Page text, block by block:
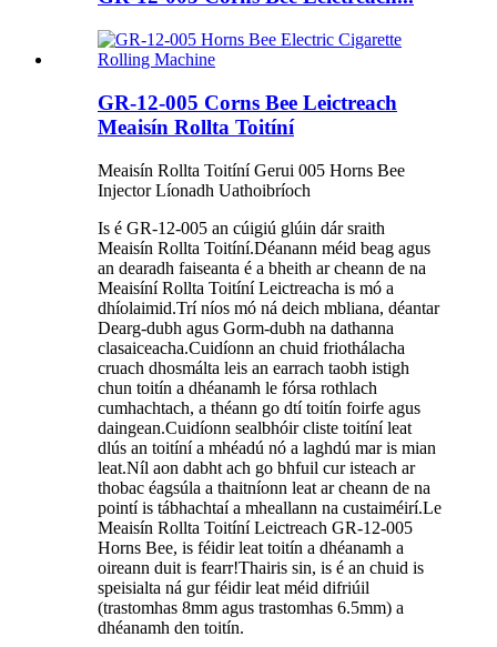
GR-12-005 Corns Bee Leictreach
Meaisín Rollta Toitíní
Meaisín Rollta Toitíní Gerui 005 Horns Bee
Injector Líonadh Uathoibríoch
Is é GR-12-005 an cúigiú glúin dár sraith
Meaisín Rollta Toitíní.Déanann méid beag agus
an dearadh faiseanta é a bheith ar cheann de na
Meaisíní Rollta Toitíní Leictreacha is mó a
dhíolaimid.Trí níos mó ná deich mbliana, déantar
Dearg-dubh agus Gorm-dubh na dathanna
clasaiceacha.Cuidíonn an chuid friothálacha
cruach dhosmálta leis an earrach taobh istigh
chun toitín a dhéanamh le fórsa rothlach
cumhachtach, a théann go dtí toitín foirfe agus
daingean.Cuidíonn sealbhóir cliste toitíní leat
dlús an toitíní a mhéadú nó a laghdú mar is mian
leat.Níl aon dabht ach go bhfuil cur isteach ar
thobac éagsúla a thaitníonn leat ar cheann de na
pointí is tábhachtaí a mheallann na custaiméirí.Le
Meaisín Rollta Toitíní Leictreach GR-12-005
Horns Bee, is féidir leat toitín a dhéanamh a
oireann duit is fearr!Thairis sin, is é an chuid is
speisialta ná gur féidir leat méid difriúil
(trastomhas 8mm agus trastomhas 6.5mm) a
dhéanamh den toitín.